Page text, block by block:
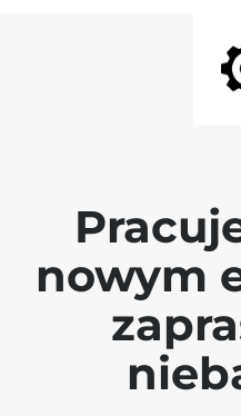
nowym